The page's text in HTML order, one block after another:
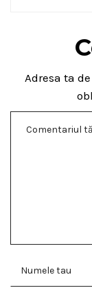
Adresa ta